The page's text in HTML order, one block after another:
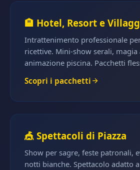
🏨 Hotel, Resort e
Intrattenimento professionale
ricettive. Mini-show serali, magia
animazione piscina. Pacchetti
Scopri i pacchetti
🎪 Spettacoli di Piazza
Show per sagre, feste patronali,
notti bianche. Spettacolo adatto